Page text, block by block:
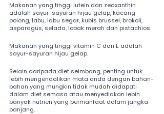
Makanan yang tinggi lutein dan zeaxanthin
adalah sayur-sayuran hijau gelap, kacang
polong, labu, labu segar, kubis brussel, brokoli,
asparagus, selada, lobak merah dan pistachios.
Makanan yang tinggi vitamin C dan E adalah
sayur-sayuran hijau gelap.
Selain daripada diet seimbang, penting untuk
lebih mengendalikan mata anda dengan bahan-
bahan yang mungkin tidak mudah didapati
dalam diet semasa atau menyediakan lebih
banyak nutrien yang bermanfaat dalam jangka
panjang.